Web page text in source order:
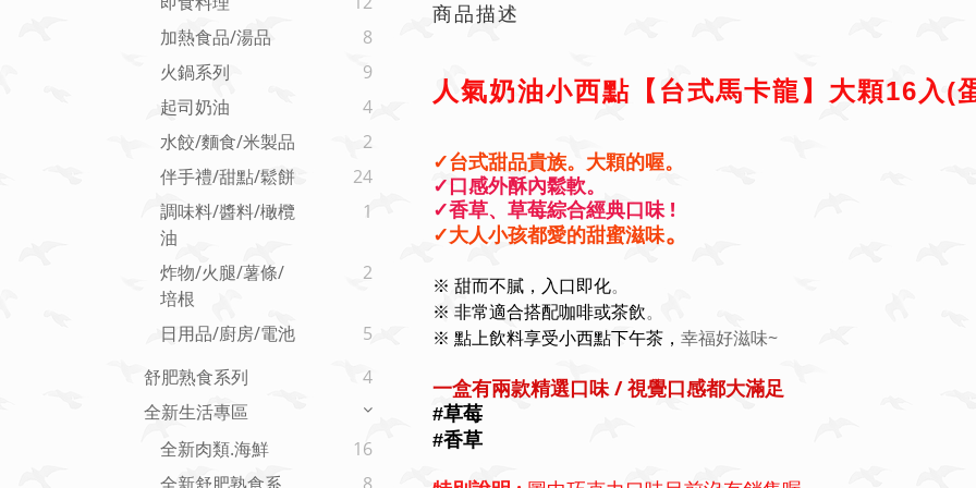
加熱食品/湯品
8
火鍋系列
9
起司奶油
4
水餃/麵食/米製品
2
伴手禮/甜點/鬆餅
24
調味料/醬料/橄欖
油
1
炸物/火腿/薯條/
培根
2
日用品/廚房/電池
5
舒肥熟食系列
4
全新生活專區
全新肉類.海鮮
16
商品描述
人氣奶油小西點【台式馬卡龍】大顆16入(
✓台式甜品貴族。大顆的喔。
✓口感外酥內鬆軟。
✓香草、草莓綜合經典口味 !
✓大人小孩都愛的甜蜜滋味。
※ 甜而不膩，入口即化。
※ 非常適合搭配咖啡或茶飲。
※ 點上飲料享受小西點下午茶， 幸福好滋味~
一盒有兩款精選口味 / 視覺口感都大滿足
#草莓
#香草